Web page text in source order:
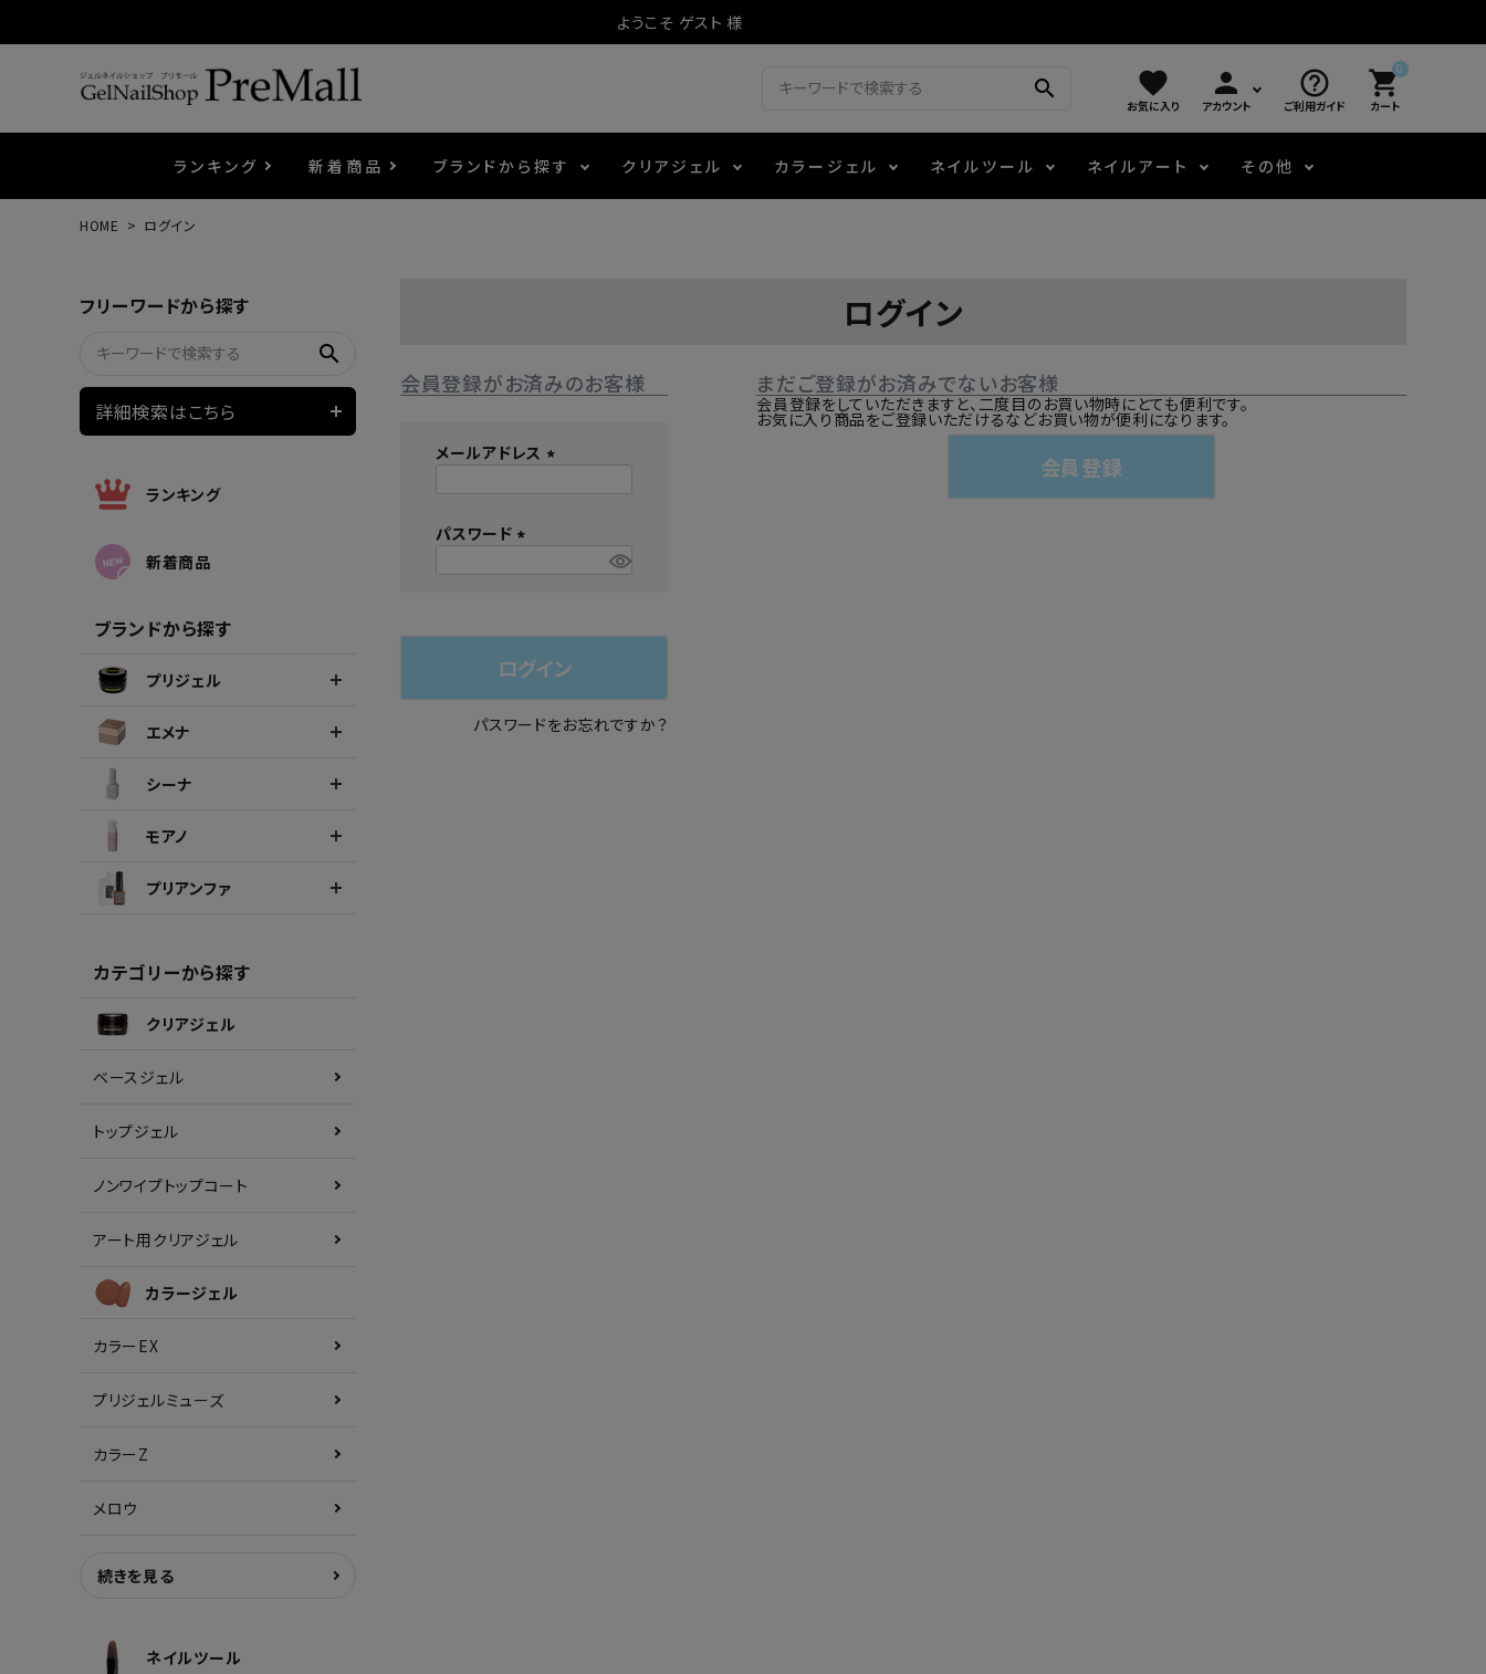
ようこそ ゲスト 様
search favorite
お気に入り
person
アカウント
help_outline
ご利用ガイド
0
shopping_cart
カート
ランキング 新着商品 ブランドから探す クリアジェル カラージェル
マグネティフラッシュジェル
ウェービージェル 3Dクレイジェル テラコッタジェル ニュアンスジェル
ファージェル エメナコラボジェル
ポリッシュ・マニキュア
ネイルツール
チャート・チップ関連
ネイルマシン LEDライト その他施術アイテム
ネイルアート
レジン・モールド
その他
HOME ログイン
フリーワードから探す
search
詳細検索はこちら
ランキング
新着商品
ブランドから探す
プリジェル
エメナ
シーナ
モアノ
プリアンファ
カテゴリーから探す
クリアジェル
ベースジェル
トップジェル
ノンワイプトップコート
アート用クリアジェル
カラージェル
カラーEX
プリジェルミューズ
カラーZ
メロウ
続きを見る
ネイルツール
ログイン
会員登録がお済みのお客様
メールアドレス
パスワード
)
ログイン
パスワードをお忘れですか？
まだご登録がお済みでないお客様
会員登録をしていただきますと、二度目のお買い物時にとても便利です。
お気に入り商品をご登録いただけるなどお買い物が便利になります。
会員登録